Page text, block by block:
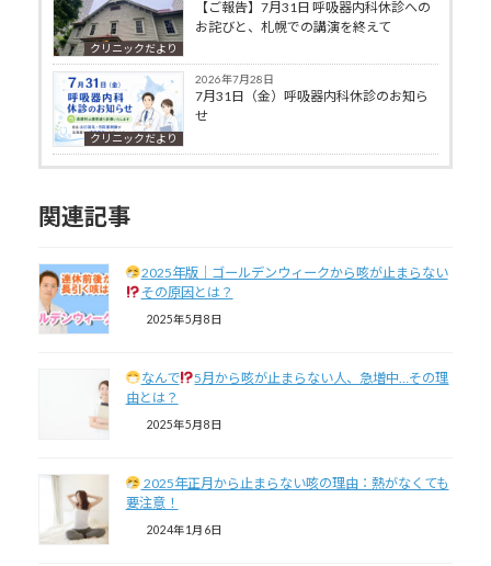
クリニックだより
【ご報告】7月31日 呼吸器内科休診への
お詫びと、札幌での講演を終えて
クリニックだより
2026年7月28日
7月31日（金）呼吸器内科休診のお知ら
せ
関連記事
2025年版｜ゴールデンウィークから咳が止まらない
その原因とは？
2025年5月8日
なんで
5月から咳が止まらない人、急増中…その理
由とは？
2025年5月8日
2025年正月から止まらない咳の理由：熱がなくても
要注意！
2024年1月6日